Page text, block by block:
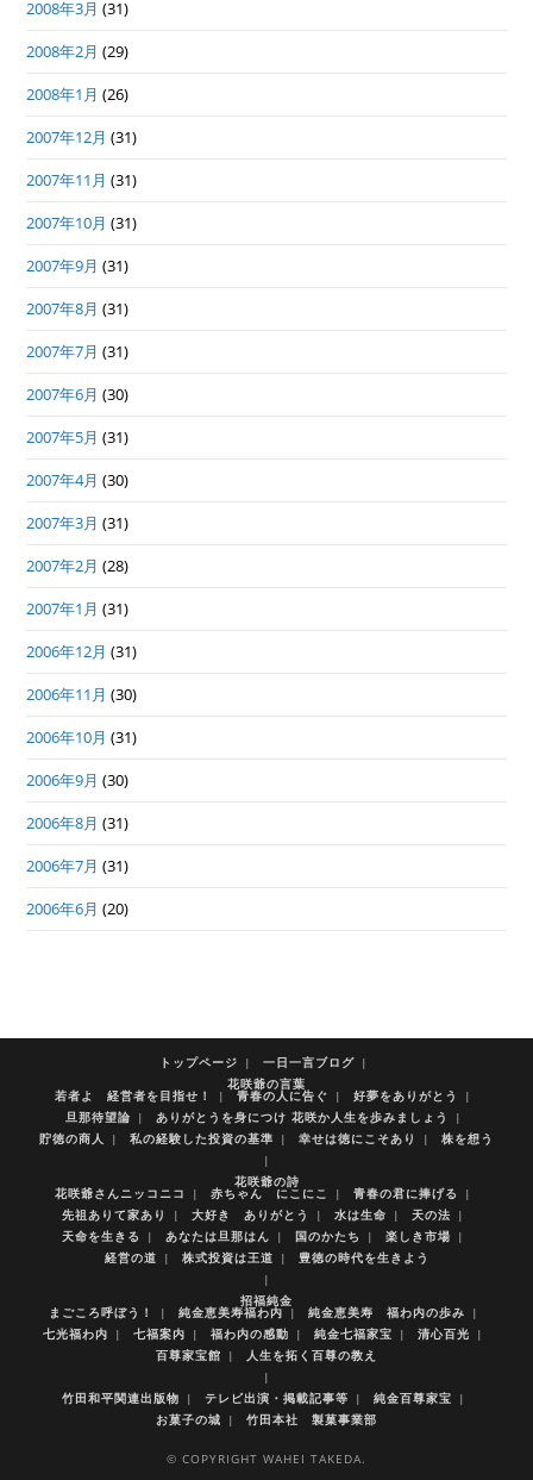
2008年3月 (31)
2008年2月 (29)
2008年1月 (26)
2007年12月 (31)
2007年11月 (31)
2007年10月 (31)
2007年9月 (31)
2007年8月 (31)
2007年7月 (31)
2007年6月 (30)
2007年5月 (31)
2007年4月 (30)
2007年3月 (31)
2007年2月 (28)
2007年1月 (31)
2006年12月 (31)
2006年11月 (30)
2006年10月 (31)
2006年9月 (30)
2006年8月 (31)
2006年7月 (31)
2006年6月 (20)
トップページ
一日一言ブログ
花咲爺の言葉
若者よ 経営者を目指せ！ 青春の人に告ぐ
好夢をありがとう
旦那待望論
ありがとうを身につけ 花咲か人生を歩みましょう
貯徳の商人
私の経験した投資の基準 幸せは徳にこそあり 株を想う
花咲爺の詩
花咲爺さんニッコニコ 赤ちゃん にこにこ
青春の君に捧げる
先祖ありて家あり
大好き ありがとう 水は生命
天の法
天命を生きる
あなたは旦那はん 国のかたち
楽しき市場
経営の道
株式投資は王道 豊徳の時代を生きよう
招福純金
まごころ呼ぼう！ 純金恵美寿福わ内
純金恵美寿 福わ内の歩み
七光福わ内
七福案内 福わ内の感動 純金七福家宝
清心百光
百尊家宝館
人生を拓く百尊の教え
竹田和平関連出版物 テレビ出演・掲載記事等
純金百尊家宝
お菓子の城
竹田本社 製菓事業部
© COPYRIGHT WAHEI TAKEDA.